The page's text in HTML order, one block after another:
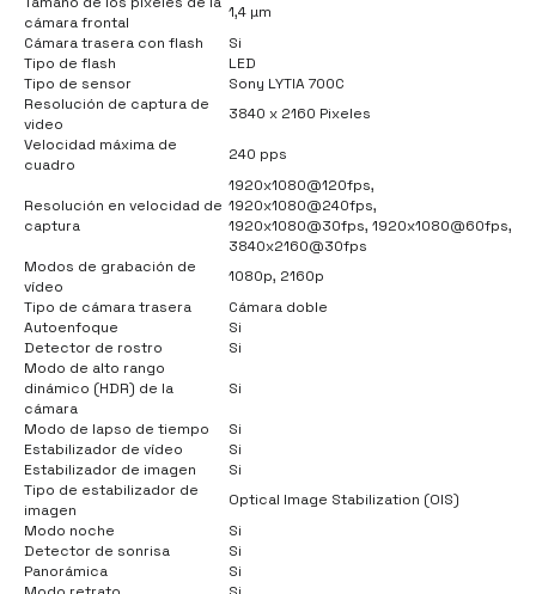
cámara frontal
1,4 µm
Cámara trasera con flash
Si
Tipo de flash
LED
Tipo de sensor
Sony LYTIA 700C
Resolución de captura de
video
3840 x 2160 Pixeles
Velocidad máxima de
cuadro
240 pps
Resolución en velocidad de
captura
1920x1080@120fps,
1920x1080@240fps,
1920x1080@30fps, 1920x1080@60fps,
3840x2160@30fps
Modos de grabación de
vídeo
1080p, 2160p
Tipo de cámara trasera
Cámara doble
Autoenfoque
Si
Detector de rostro
Si
Modo de alto rango
dinámico (HDR) de la
cámara
Si
Modo de lapso de tiempo
Si
Estabilizador de vídeo
Si
Estabilizador de imagen
Si
Tipo de estabilizador de
imagen
Optical Image Stabilization (OIS)
Modo noche
Si
Detector de sonrisa
Si
Panorámica
Si